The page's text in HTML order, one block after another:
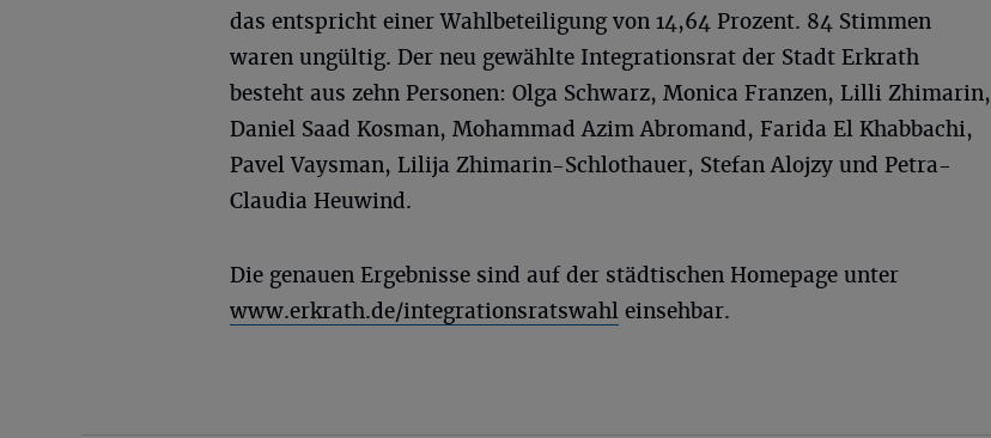
das entspricht einer Wahlbeteiligung von 14,64 Prozent. 84 Stimmen
waren ungültig. Der neu gewählte Integrationsrat der Stadt Erkrath
besteht aus zehn Personen: Olga Schwarz, Monica Franzen, Lilli Zhimarin,
Daniel Saad Kosman, Mohammad Azim Abromand, Farida El Khabbachi,
Pavel Vaysman, Lilija Zhimarin-Schlothauer, Stefan Alojzy und Petra-
Claudia Heuwind.
Die genauen Ergebnisse sind auf der städtischen Homepage unter
www.erkrath.de/integrationsratswahl einsehbar.